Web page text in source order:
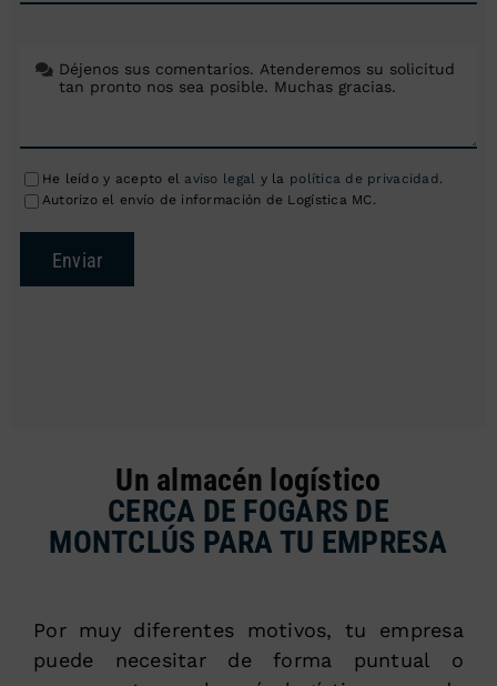
He leído y acepto el aviso legal y la política de privacidad.
Autorizo el envío de información de Logística MC.
Enviar
Un almacén logístico
CERCA DE FOGARS DE
MONTCLÚS PARA TU EMPRESA
Por muy diferentes motivos, tu empresa
puede necesitar de forma puntual o